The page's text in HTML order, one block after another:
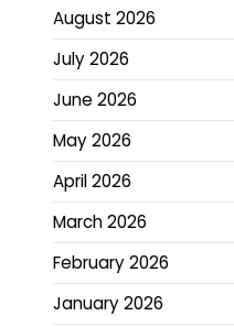
August 2026
July 2026
June 2026
May 2026
April 2026
March 2026
February 2026
January 2026